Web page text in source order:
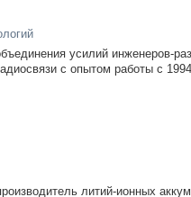
усилий инженеров-
с опытом работы с
литий-ионных